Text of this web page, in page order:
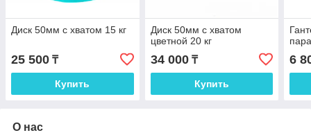
Диск 50мм с хватом 15 кг
25 500 ₸
Купить
Диск 50мм с хватом
цветной 20 кг
34 000₸
Купить
6
О нас